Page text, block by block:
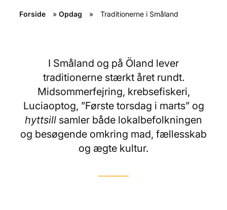
Forside » Opdag » Traditionerne i Småland
I Småland og på Öland lever
traditionerne stærkt året rundt.
Midsommerfejring, krebsefiskeri,
Luciaoptog, ”Første torsdag i marts” og
hyttsill samler både lokalbefolkningen
og besøgende omkring mad, fællesskab
og ægte kultur.